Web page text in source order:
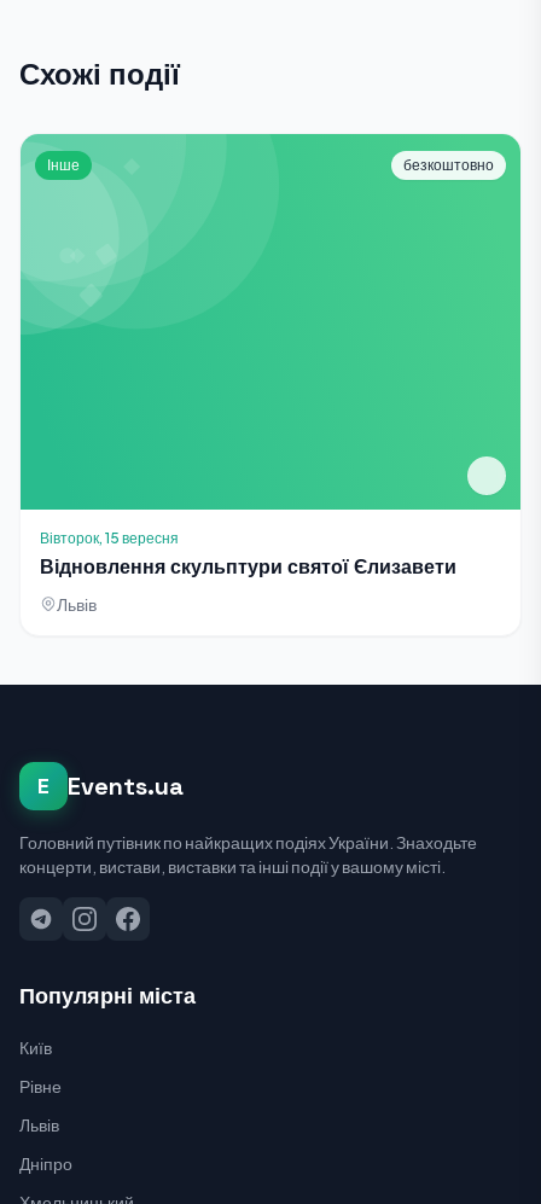
Схожі події
Інше безкоштовно
Вівторок, 15 вересня
Відновлення скульптури святої Єлизавети
Львів
E Events.ua
Головний путівник по найкращих подіях України. Знаходьте
концерти, вистави, виставки та інші події у вашому місті.
Популярні міста
Київ
Рівне
Львів
Дніпро